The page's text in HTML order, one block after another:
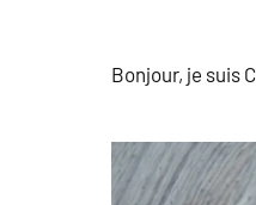
Bonjour, je suis